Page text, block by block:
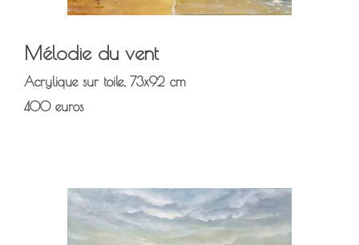
Mélodie du vent
Acrylique sur toile, 73x92 cm
400 euros